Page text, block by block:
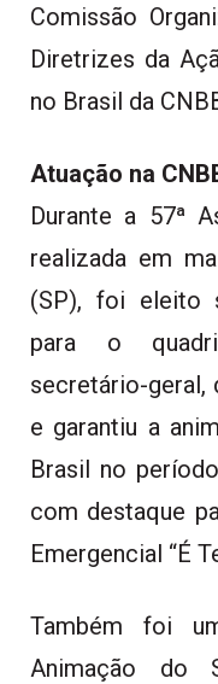
Comissão
Diretrizes da
no Brasil da
Atuação na
Durante a 57ª
realizada em
(SP), foi eleito
para o
secretário-geral,
e garantiu a
Brasil no
com destaque
Emergencial “É
Também foi
Animação do